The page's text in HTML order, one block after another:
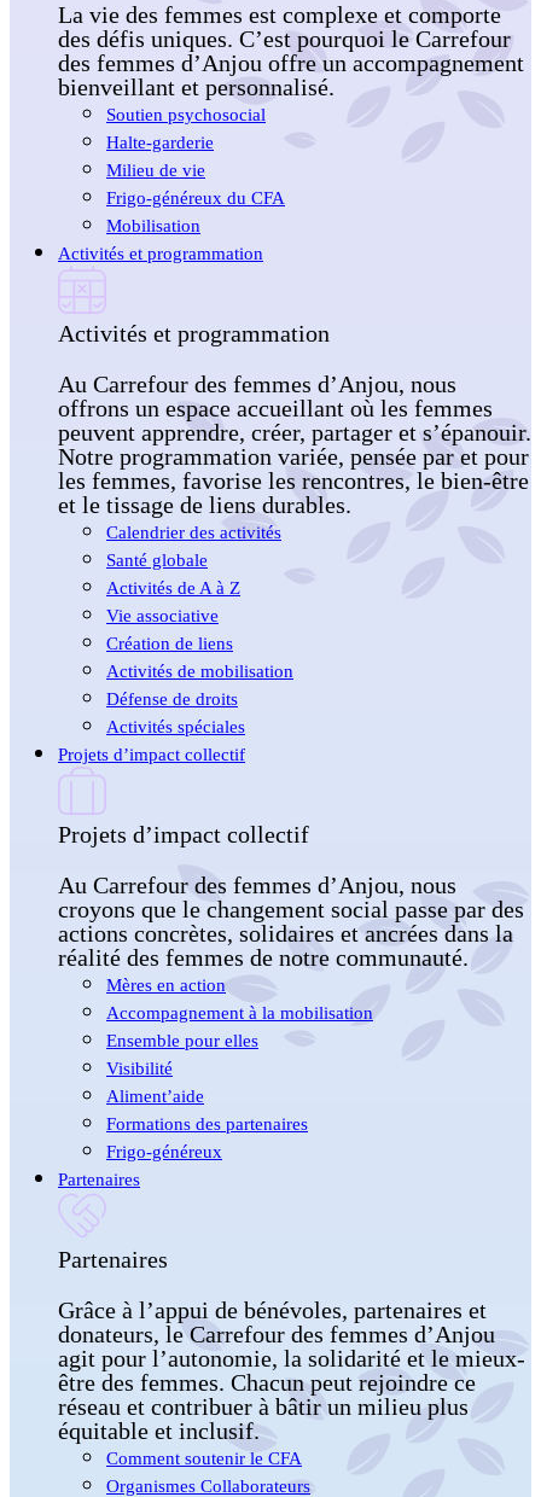
La vie des femmes est complexe et comporte
des défis uniques. C’est pourquoi le Carrefour
des femmes d’Anjou offre un accompagnement
bienveillant et personnalisé.
Soutien psychosocial
Halte-garderie
Milieu de vie
Frigo-généreux du CFA
Mobilisation
Activités et programmation
Activités et programmation
Au Carrefour des femmes d’Anjou, nous
offrons un espace accueillant où les femmes
peuvent apprendre, créer, partager et s’épanouir.
Notre programmation variée, pensée par et pour
les femmes, favorise les rencontres, le bien-être
et le tissage de liens durables.
Calendrier des activités
Santé globale
Activités de A à Z
Vie associative
Création de liens
Activités de mobilisation
Défense de droits
Activités spéciales
Projets d’impact collectif
Projets d’impact collectif
Au Carrefour des femmes d’Anjou, nous
croyons que le changement social passe par des
actions concrètes, solidaires et ancrées dans la
réalité des femmes de notre communauté.
Mères en action
Accompagnement à la mobilisation
Ensemble pour elles
Visibilité
Aliment’aide
Formations des partenaires
Frigo-généreux
Partenaires
Partenaires
Grâce à l’appui de bénévoles, partenaires et
donateurs, le Carrefour des femmes d’Anjou
agit pour l’autonomie, la solidarité et le mieux-
être des femmes. Chacun peut rejoindre ce
réseau et contribuer à bâtir un milieu plus
équitable et inclusif.
Comment soutenir le CFA
Organismes Collaborateurs